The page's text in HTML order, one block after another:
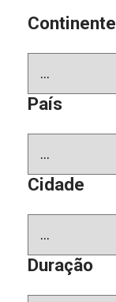
Continente
País
Cidade
Duração